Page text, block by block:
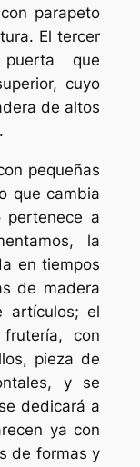
parapeto
El tercer
que
cuyo
de altos
pequeñas
que cambia
pertenece a
la
en tiempos
de madera
artículos; el
con
pieza de
y se
dedicará a
ya con
de formas y